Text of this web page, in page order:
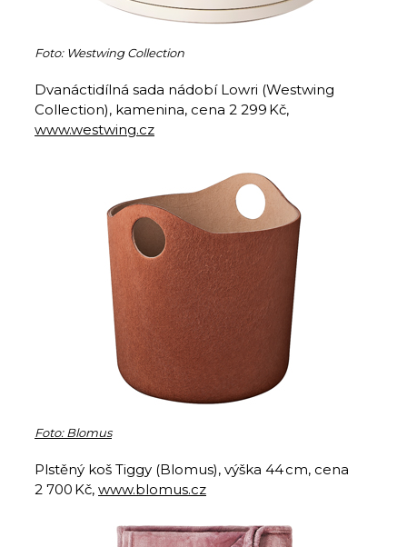
Foto: Westwing Collection
Dvanáctidílná sada nádobí Lowri (Westwing
Collection), kamenina, cena 2 299 Kč,
www.westwing.cz
Foto: Blomus
Plstěný koš Tiggy (Blomus), výška 44 cm, cena
2 700 Kč, www.blomus.cz